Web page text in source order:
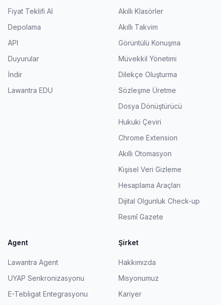
Fiyat Teklifi Al
Depolama
API
Duyurular
İndir
Lawantra EDU
Akıllı Klasörler
Akıllı Takvim
Görüntülü Konuşma
Müvekkil Yönetimi
Dilekçe Oluşturma
Sözleşme Üretme
Dosya Dönüştürücü
Hukuki Çeviri
Chrome Extension
Akıllı Otomasyon
Kişisel Veri Gizleme
Hesaplama Araçları
Dijital Olgunluk Check-up
Resmî Gazete
Agent
Lawantra Agent
UYAP Senkronizasyonu
E-Tebligat Entegrasyonu
Şirket
Hakkımızda
Misyonumuz
Kariyer